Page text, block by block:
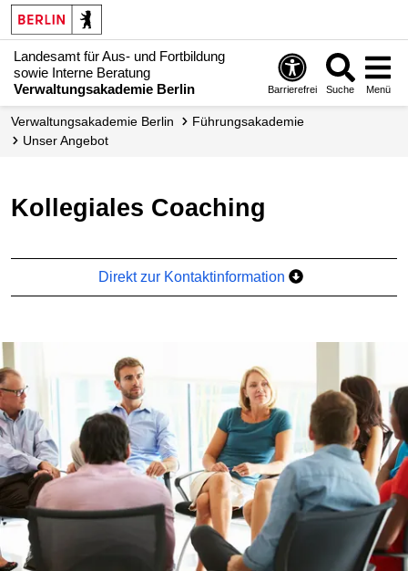
Landesamt für Aus- und Fortbildung
sowie Interne Beratung
Verwaltungsakademie Berlin
Barrierefrei Suche Menü
Verwaltungs­akademie Berlin
Führungs­akademie
Unser Angebot
Kollegiales Coaching
Direkt zur Kontaktinformation